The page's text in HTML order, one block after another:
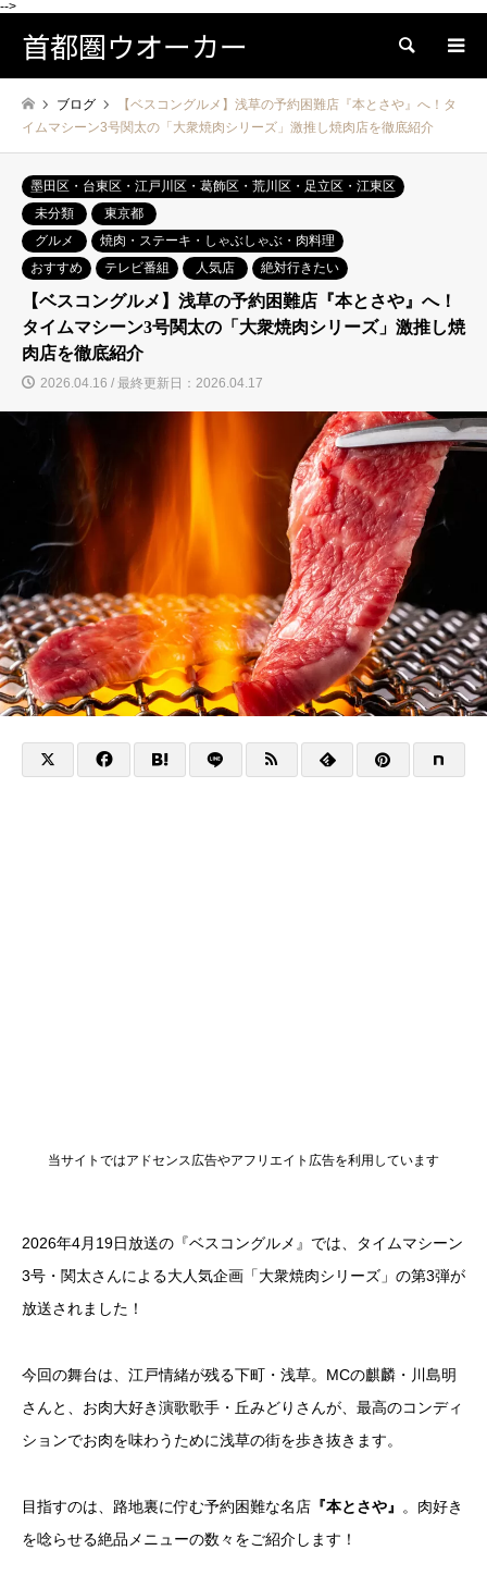
-->
首都圏ウオーカー 検索
ブログ
【ベスコングルメ】浅草の予約困難店『本とさや』へ！タ
イムマシーン3号関太の「大衆焼肉シリーズ」激推し焼肉店を徹底紹介
墨田区・台東区・江戸川区・葛飾区・荒川区・足立区・江東区
未分類
東京都
グルメ
焼肉・ステーキ・しゃぶしゃぶ・肉料理
おすすめ
テレビ番組 人気店 絶対行きたい
【ベスコングルメ】浅草の予約困難店『本とさや』へ！
タイムマシーン3号関太の「大衆焼肉シリーズ」激推し焼
肉店を徹底紹介
2026.04.16 / 最終更新日：2026.04.17
当サイトではアドセンス広告やアフリエイト広告を利用しています
2026年4月19日放送の『ベスコングルメ』では、タイムマシーン
3号・関太さんによる大人気企画「大衆焼肉シリーズ」の第3弾が
放送されました！
今回の舞台は、江戸情緒が残る下町・浅草。MCの麒麟・川島明
さんと、お肉大好き演歌歌手・丘みどりさんが、最高のコンディ
ションでお肉を味わうために浅草の街を歩き抜きます。
目指すのは、路地裏に佇む予約困難な名店 『本とさや』
。肉好き
を唸らせる絶品メニューの数々をご紹介します！